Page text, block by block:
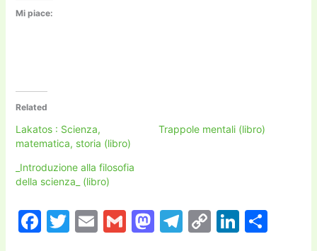
Mi piace:
Related
Lakatos : Scienza,
matematica, storia (libro)
Trappole mentali (libro)
_Introduzione alla filosofia
della scienza_ (libro)
F
T
E
G
M T
C
Li